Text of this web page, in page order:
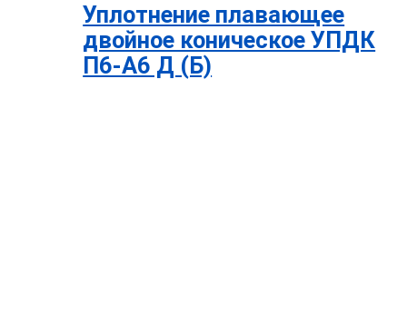
Уплотнение плавающее
двойное коническое УПДК
П6-А6 Д (Б)